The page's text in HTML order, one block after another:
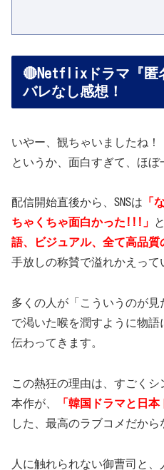
🔴Netflixドラマ『匿
バレなし感想！
いやー、観ちゃいましたね！
というか、面白すぎて、ほぼ
配信開始直後から、SNSは 「
ちゃくちゃ面白かった!!!」
語、ビジュアル、全て高品
手放しの称賛で溢れかえって
多くの人が「こういうのが
で渇いた喉を潤すように物語
伝わってきます。
この熱狂の理由は、すごくシ
本作が、
「韓国ドラマと日
した、最高のラブコメだから
人に触れられない御曹司と